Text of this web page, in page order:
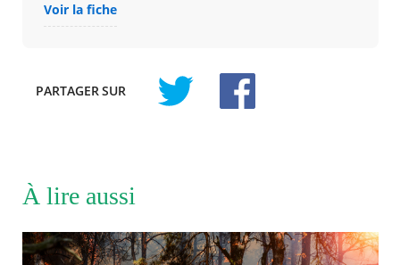
Voir la fiche
PARTAGERSUR
À lire aussi